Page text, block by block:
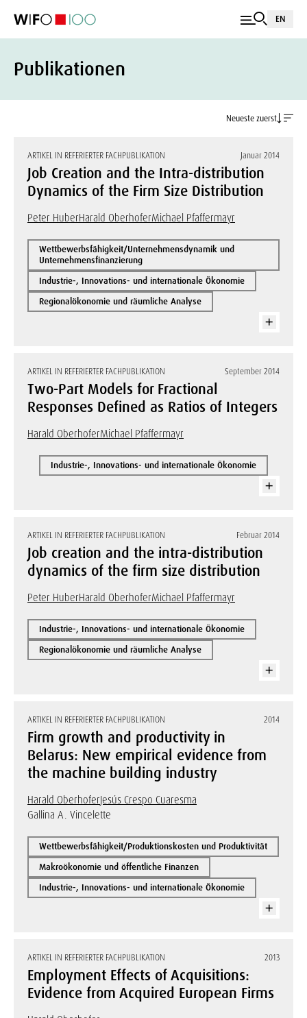
EN
Publikationen
Neueste zuerst
ARTIKEL IN REFERIERTER FACHPUBLIKATION Januar 2014
Job Creation and the Intra-distribution
Dynamics of the Firm Size Distribution
Peter HuberHarald OberhoferMichael Pfaffermayr
Wettbewerbsfähigkeit/Unternehmensdynamik und
Unternehmensfinanzierung
Industrie-, Innovations- und internationale Ökonomie
Regionalökonomie und räumliche Analyse
ARTIKEL IN REFERIERTER FACHPUBLIKATION September 2014
Two-Part Models for Fractional
Responses Defined as Ratios of Integers
Harald OberhoferMichael Pfaffermayr
Industrie-, Innovations- und internationale Ökonomie
ARTIKEL IN REFERIERTER FACHPUBLIKATION Februar 2014
Job creation and the intra-distribution
dynamics of the firm size distribution
Peter HuberHarald OberhoferMichael Pfaffermayr
Industrie-, Innovations- und internationale Ökonomie
Regionalökonomie und räumliche Analyse
ARTIKEL IN REFERIERTER FACHPUBLIKATION 2014
Firm growth and productivity in
Belarus: New empirical evidence from
the machine building industry
Harald OberhoferJesús Crespo Cuaresma
Gallina A. Vincelette
Wettbewerbsfähigkeit/Produktionskosten und Produktivität
Makroökonomie und öffentliche Finanzen
Industrie-, Innovations- und internationale Ökonomie
ARTIKEL IN REFERIERTER FACHPUBLIKATION 2013
Employment Effects of Acquisitions:
Evidence from Acquired European Firms